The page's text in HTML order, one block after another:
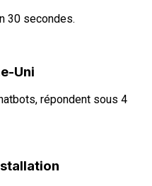
30 secondes.
Uni
répondent sous 4